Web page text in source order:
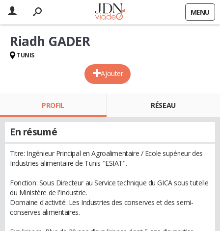
MENU
Ajouter
Riadh GADER
TUNIS
PROFIL RÉSEAU
En résumé
Titre: Ingénieur Principal en Agroalimentaire / Ecole supérieur des
Industries alimentaire de Tunis "ESIAT".
Fonction: Sous Directeur au Service technique du GICA sous tutelle
du Ministère de l'Industrie.
Domaine d'activité: Les Industries des conserves et des semi-
conserves alimentaires.